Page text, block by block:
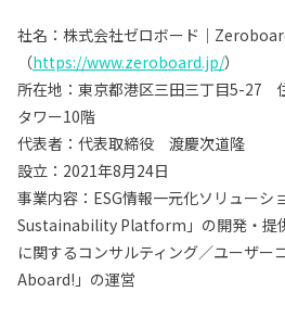
社名：株式会社ゼロボード｜
（https://www.zeroboard.jp/）
所在地：東京都港区三田三丁目5-27
タワー10階
代表者：代表取締役 渡慶次道隆
設立：2021年8月24日
事業内容：ESG情報一元化ソリュー
Sustainability Platform」の開発・提
に関するコンサルティング／ユーザー
Aboard!」の運営